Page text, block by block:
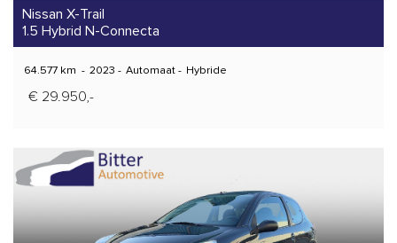
Nissan X-Trail
1.5 Hybrid N-Connecta
64.577 km - 2023 - Automaat- Hybride
€ 29.950,-